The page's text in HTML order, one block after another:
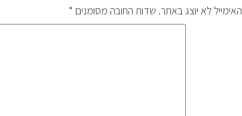
האימייל לא יוצג באתר. שדות החובה מסומנים *